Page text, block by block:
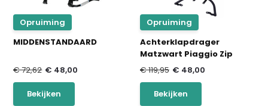
Opruiming
MIDDENSTANDAARD
€ 72,62 € 48,00
Bekijken
Opruiming
Achterklapdrager
Matzwart Piaggio Zip
€ 119,95 € 48,00
Bekijken